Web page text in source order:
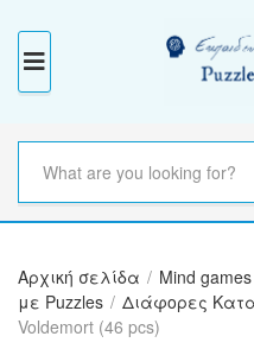
M
N
U
a
t
g
o
r
S
a
r
h
t
e
Αρχική σελίδα / Mind games
με Puzzles / Διάφορες
Voldemort (46 pcs)